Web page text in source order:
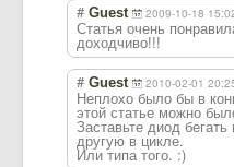
# Guest 2009-10-18
Статья очень
доходчиво!!!
# Guest 2010-02-01
Неплохо было бы в
этой статье можно
Заставьте диод
другую в цикле.
Или типа того. :)